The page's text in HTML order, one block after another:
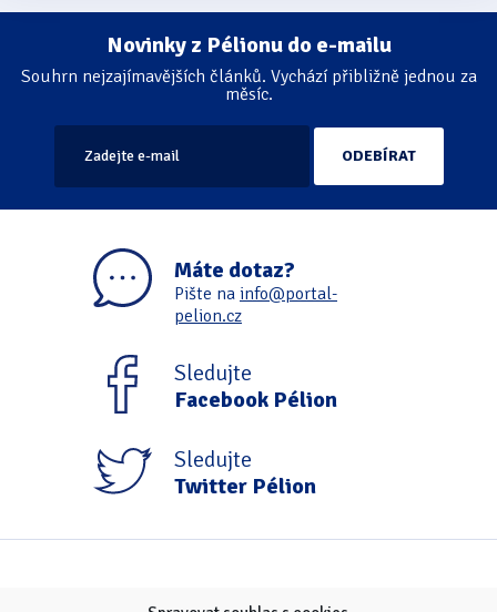
Novinky z Pélionu do e-mailu
Souhrn nejzajímavějších článků. Vychází přibližně jednou za
měsíc.
Máte dotaz?
Pište na info@portal-
pelion.cz
Sledujte
Facebook Pélion
Sledujte
Twitter Pélion